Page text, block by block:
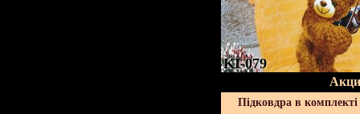
KI-079
Підковдра в